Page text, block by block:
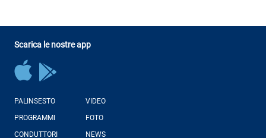
Scarica le nostre app
PALINSESTO
PROGRAMMI
CONDUTTORI
VIDEO
FOTO
NEWS